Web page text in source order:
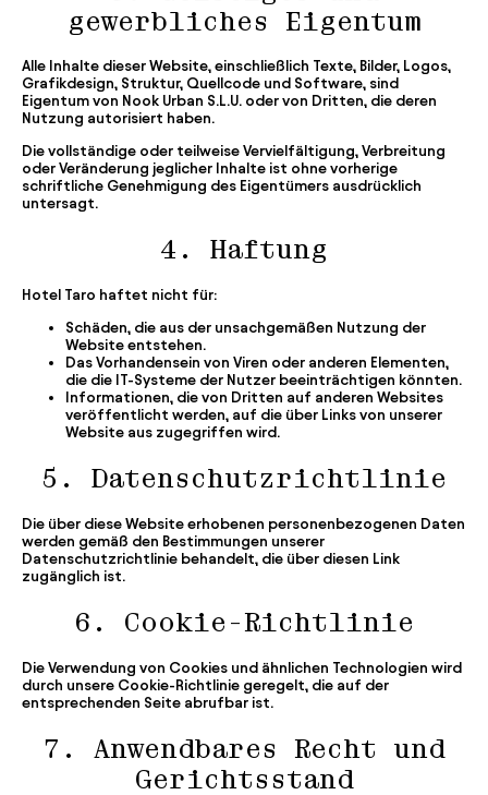
gewerbliches Eigentum
Alle Inhalte dieser Website, einschließlich Texte, Bilder, Logos,
Grafikdesign, Struktur, Quellcode und Software, sind
Eigentum von Nook Urban S.L.U. oder von Dritten, die deren
Nutzung autorisiert haben.
Die vollständige oder teilweise Vervielfältigung, Verbreitung
oder Veränderung jeglicher Inhalte ist ohne vorherige
schriftliche Genehmigung des Eigentümers ausdrücklich
untersagt.
4. Haftung
Hotel Taro haftet nicht für:
Schäden, die aus der unsachgemäßen Nutzung der
Website entstehen.
Das Vorhandensein von Viren oder anderen Elementen,
die die IT-Systeme der Nutzer beeinträchtigen könnten.
Informationen, die von Dritten auf anderen Websites
veröffentlicht werden, auf die über Links von unserer
Website aus zugegriffen wird.
5. Datenschutzrichtlinie
Die über diese Website erhobenen personenbezogenen Daten
werden gemäß den Bestimmungen unserer
Datenschutzrichtlinie behandelt, die über diesen Link
zugänglich ist.
6. Cookie-Richtlinie
Die Verwendung von Cookies und ähnlichen Technologien wird
durch unsere Cookie-Richtlinie geregelt, die auf der
entsprechenden Seite abrufbar ist.
7. Anwendbares Recht und
Gerichtsstand